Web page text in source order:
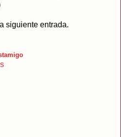
siguiente entrada.